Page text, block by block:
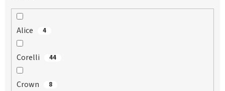
Alice 4
Corelli 44
Crown 8